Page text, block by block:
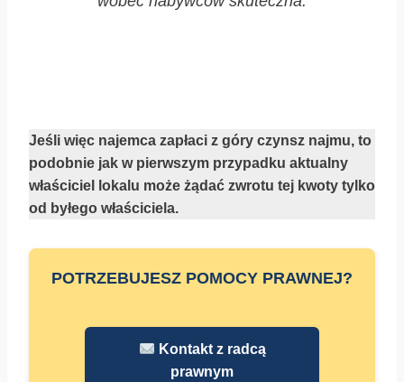
Jeśli więc najemca zapłaci z góry czynsz najmu, to
podobnie jak w pierwszym przypadku aktualny
właściciel lokalu może żądać zwrotu tej kwoty tylko
od byłego właściciela.
POTRZEBUJESZ POMOCY PRAWNEJ?
Kontakt z radcą
prawnym